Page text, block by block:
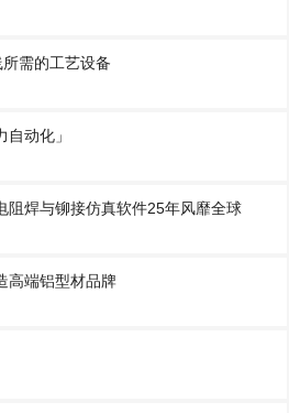
需的工艺设备
动化」
阻焊与铆接仿真软件25年风靡全球
高端铝型材品牌